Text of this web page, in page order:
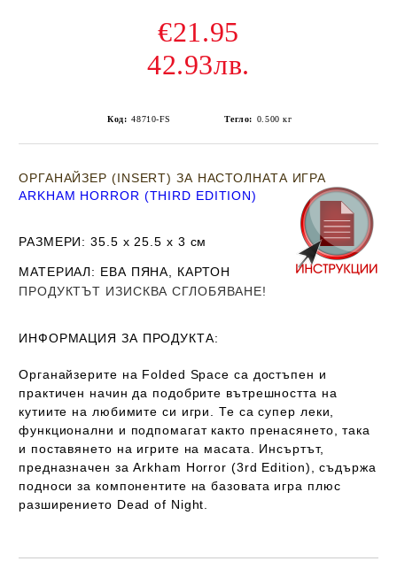
€21.95
42.93лв.
Код: 48710-FS Тегло: 0.500 кг
ОРГАНАЙЗЕР (INSERT) ЗА НАСТОЛНАТА ИГРА
ARKHAM HORROR (THIRD EDITION)
РАЗМЕРИ: 35.5 х 25.5 х 3 см
МАТЕРИАЛ: ЕВА ПЯНА, КАРТОН
ПРОДУКТЪТ ИЗИСКВА СГЛОБЯВАНЕ!
ИНФОРМАЦИЯ ЗА ПРОДУКТА:
Органайзерите на Folded Space са достъпен и
практичен начин да подобрите вътрешността на
кутиите на любимите си игри. Те са супер леки,
функционални и подпомагат както пренасянето, така
и поставянето на игрите на масата. Инсъртът,
предназначен за Arkham Horror (3rd Edition), съдържа
подноси за компонентите на базовата игра плюс
разширението Dead of Night.